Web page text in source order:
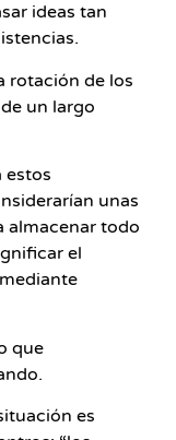
ideas tan
rotación de los
un largo
estos
unas
almacenar todo
el
que
es